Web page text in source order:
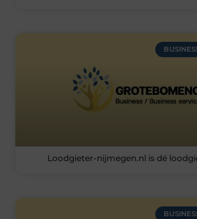
Loodgieter-nijmegen.nl is dé